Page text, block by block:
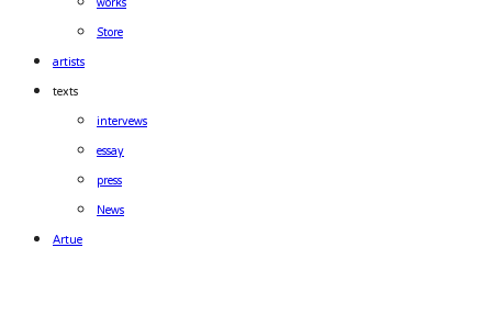
Store
artists
texts
intervews
essay
press
News
Artue